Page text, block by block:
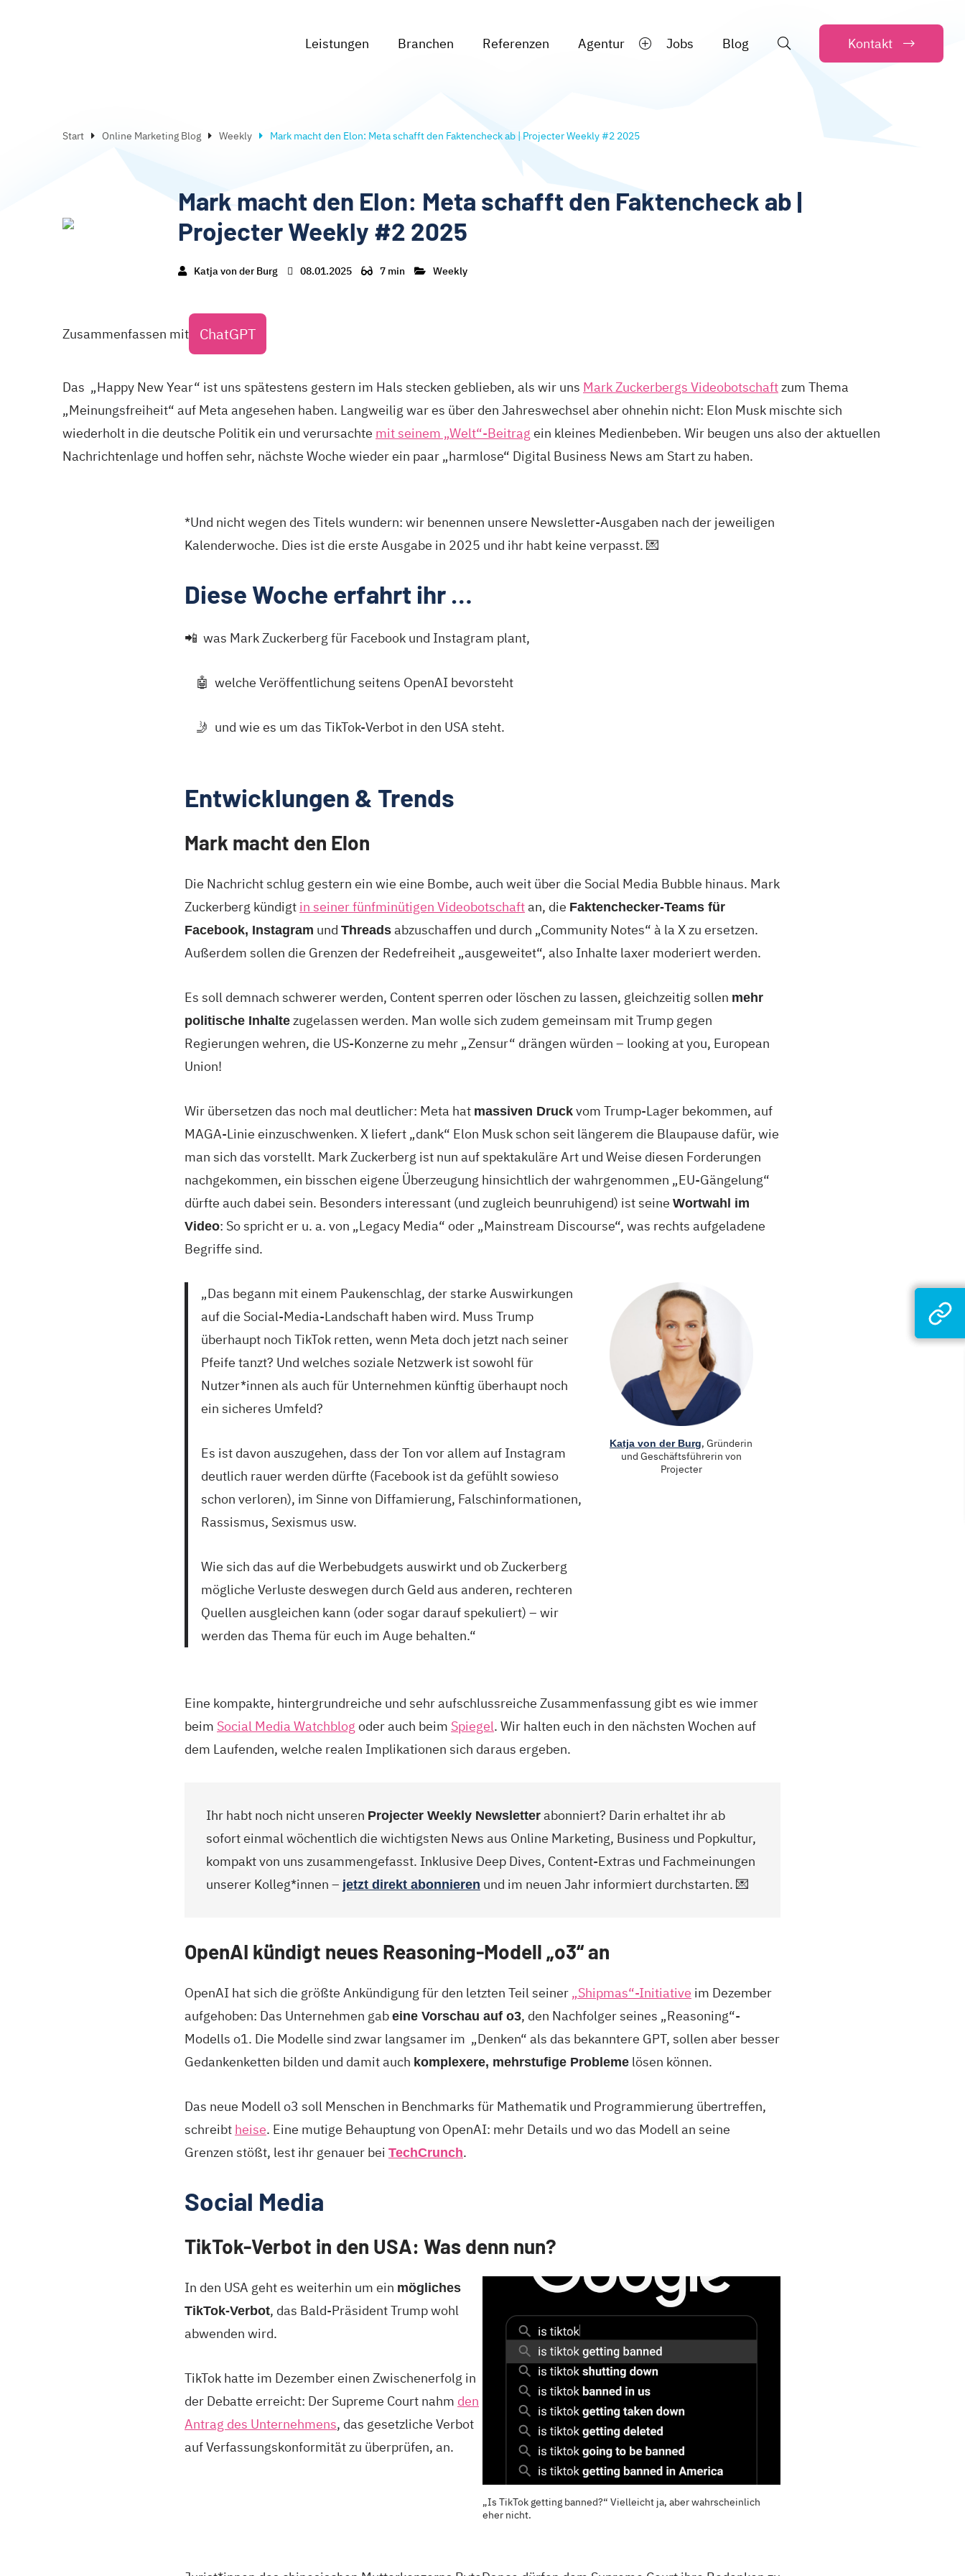
Leistungen Branchen Referenzen Agentur Jobs Blog Kontakt
Start Online Marketing Blog Weekly Mark macht den Elon: Meta schafft den Faktencheck ab | Projecter Weekly #2 2025
Mark macht den Elon: Meta schafft den Faktencheck ab |
Projecter Weekly #2 2025
Katja von der Burg 08.01.2025 7 min Weekly
Zusammenfassen mit ChatGPT
Das „Happy New Year“ ist uns spätestens gestern im Hals stecken geblieben, als wir uns Mark Zuckerbergs Videobotschaftzum Thema
„Meinungsfreiheit“ auf Meta angesehen haben. Langweilig war es über den Jahreswechsel aber ohnehin nicht: Elon Musk mischte sich
wiederholt in die deutsche Politik ein und verursachte mit seinem „Welt“-Beitrag ein kleines Medienbeben. Wir beugen uns also der aktuellen
Nachrichtenlage und hoffen sehr, nächste Woche wieder ein paar „harmlose“ Digital Business News am Start zu haben.
*Und nicht wegen des Titels wundern: wir benennen unsere Newsletter-Ausgaben nach der jeweiligen
Kalenderwoche. Dies ist die erste Ausgabe in 2025 und ihr habt keine verpasst. 💌
Diese Woche erfahrt ihr …
📲 was Mark Zuckerberg für Facebook und Instagram plant,
🤖 welche Veröffentlichung seitens OpenAI bevorsteht
🤳 und wie es um das TikTok-Verbot in den USA steht.
Entwicklungen & Trends
Mark macht den Elon
Die Nachricht schlug gestern ein wie eine Bombe, auch weit über die Social Media Bubble hinaus. Mark
Zuckerberg kündigt in seiner fünfminütigen Videobotschaftan, die Faktenchecker-Teams für
Facebook, Instagram und Threads abzuschaffen und durch „Community Notes“ à la X zu ersetzen.
Außerdem sollen die Grenzen der Redefreiheit „ausgeweitet“, also Inhalte laxer moderiert werden.
Es soll demnach schwerer werden, Content sperren oder löschen zu lassen, gleichzeitig sollen mehr
politische Inhalte zugelassen werden. Man wolle sich zudem gemeinsam mit Trump gegen
Regierungen wehren, die US-Konzerne zu mehr „Zensur“ drängen würden – looking at you, European
Union!
Wir übersetzen das noch mal deutlicher: Meta hat massiven Druck vom Trump-Lager bekommen, auf
MAGA-Linie einzuschwenken. X liefert „dank“ Elon Musk schon seit längerem die Blaupause dafür, wie
man sich das vorstellt. Mark Zuckerberg ist nun auf spektakuläre Art und Weise diesen Forderungen
nachgekommen, ein bisschen eigene Überzeugung hinsichtlich der wahrgenommen „EU-Gängelung“
dürfte auch dabei sein. Besonders interessant (und zugleich beunruhigend) ist seine Wortwahl im
Video: So spricht er u. a. von „Legacy Media“ oder „Mainstream Discourse“, was rechts aufgeladene
Begriffe sind.
„Das begann mit einem Paukenschlag, der starke Auswirkungen
auf die Social-Media-Landschaft haben wird. Muss Trump
überhaupt noch TikTok retten, wenn Meta doch jetzt nach seiner
Pfeife tanzt? Und welches soziale Netzwerk ist sowohl für
Nutzer*innen als auch für Unternehmen künftig überhaupt noch
ein sicheres Umfeld?
Es ist davon auszugehen, dass der Ton vor allem auf Instagram
deutlich rauer werden dürfte (Facebook ist da gefühlt sowieso
schon verloren), im Sinne von Diffamierung, Falschinformationen,
Rassismus, Sexismus usw.
Wie sich das auf die Werbebudgets auswirkt und ob Zuckerberg
mögliche Verluste deswegen durch Geld aus anderen, rechteren
Quellen ausgleichen kann (oder sogar darauf spekuliert) – wir
werden das Thema für euch im Auge behalten.“
Katja von der Burg, Gründerin
und Geschäftsführerin von
Projecter
Eine kompakte, hintergrundreiche und sehr aufschlussreiche Zusammenfassung gibt es wie immer
beim Social Media Watchblog oder auch beim Spiegel. Wir halten euch in den nächsten Wochen auf
dem Laufenden, welche realen Implikationen sich daraus ergeben.
Ihr habt noch nicht unseren Projecter Weekly Newsletter abonniert? Darin erhaltet ihr ab
sofort einmal wöchentlich die wichtigsten News aus Online Marketing, Business und Popkultur,
kompakt von uns zusammengefasst. Inklusive Deep Dives, Content-Extras und Fachmeinungen
unserer Kolleg*innen – jetzt direkt abonnieren und im neuen Jahr informiert durchstarten. 💌
OpenAI kündigt neues Reasoning-Modell „o3“ an
OpenAI hat sich die größte Ankündigung für den letzten Teil seiner „Shipmas“-Initiative im Dezember
aufgehoben: Das Unternehmen gab eine Vorschau auf o3, den Nachfolger seines „Reasoning“-
Modells o1. Die Modelle sind zwar langsamer im „Denken“ als das bekanntere GPT, sollen aber besser
Gedankenketten bilden und damit auch komplexere, mehrstufige Probleme lösen können.
Das neue Modell o3 soll Menschen in Benchmarks für Mathematik und Programmierung übertreffen,
schreibt heise. Eine mutige Behauptung von OpenAI: mehr Details und wo das Modell an seine
Grenzen stößt, lest ihr genauer bei TechCrunch.
Social Media
TikTok-Verbot in den USA: Was denn nun?
In den USA geht es weiterhin um ein mögliches
TikTok-Verbot, das Bald-Präsident Trump wohl
abwenden wird.
TikTok hatte im Dezember einen Zwischenerfolg in
der Debatte erreicht: Der Supreme Court nahm den
Antrag des Unternehmens, das gesetzliche Verbot
auf Verfassungskonformität zu überprüfen, an.
„Is TikTok getting banned?“ Vielleicht ja, aber wahrscheinlich
eher nicht.